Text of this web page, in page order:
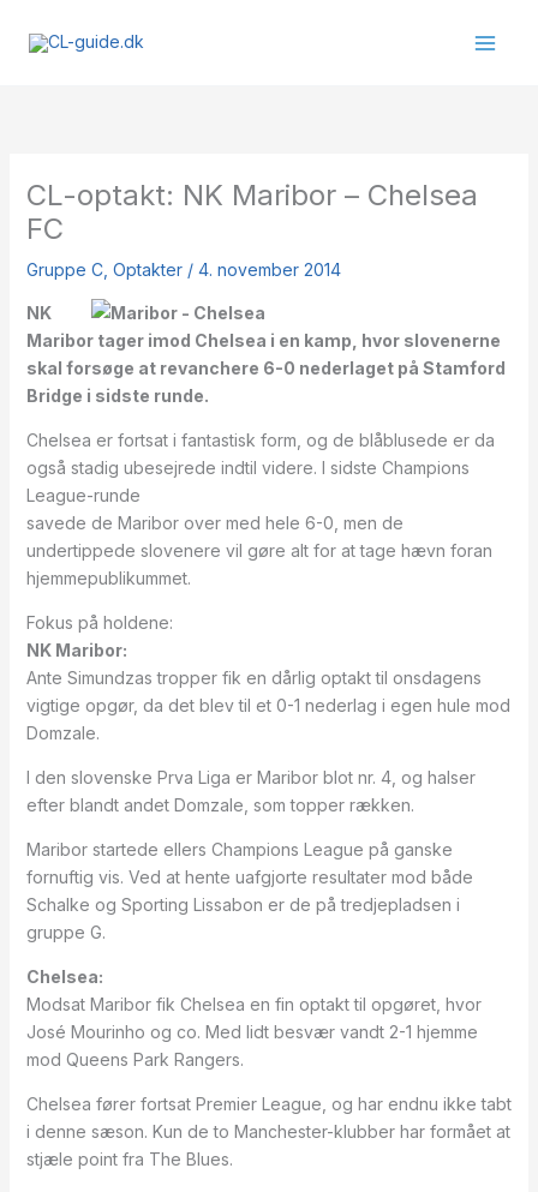
CL-optakt: NK Maribor – Chelsea
FC
Gruppe C, Optakter/ 4. november 2014
NK
Maribor tager imod Chelsea i en kamp, hvor slovenerne
skal forsøge at revanchere 6-0 nederlaget på Stamford
Bridge i sidste runde.
Chelsea er fortsat i fantastisk form, og de blåblusede er da
også stadig ubesejrede indtil videre. I sidste Champions
League-runde
savede de Maribor over med hele 6-0, men de
undertippede slovenere vil gøre alt for at tage hævn foran
hjemmepublikummet.
Fokus på holdene:
NK Maribor:
Ante Simundzas tropper fik en dårlig optakt til onsdagens
vigtige opgør, da det blev til et 0-1 nederlag i egen hule mod
Domzale.
I den slovenske Prva Liga er Maribor blot nr. 4, og halser
efter blandt andet Domzale, som topper rækken.
Maribor startede ellers Champions League på ganske
fornuftig vis. Ved at hente uafgjorte resultater mod både
Schalke og Sporting Lissabon er de på tredjepladsen i
gruppe G.
Chelsea:
Modsat Maribor fik Chelsea en fin optakt til opgøret, hvor
José Mourinho og co. Med lidt besvær vandt 2-1 hjemme
mod Queens Park Rangers.
Chelsea fører fortsat Premier League, og har endnu ikke tabt
i denne sæson. Kun de to Manchester-klubber har formået at
stjæle point fra The Blues.